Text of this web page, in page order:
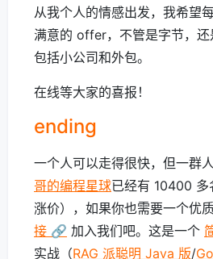
从我个人的情感出发，我希望
满意的 offer，不管是字节，还
包括小公司和外包。
在线等大家的喜报！
ending
一个人可以走得很快，但一群
哥的编程星球已经有 10400 多
涨价），如果你也需要一个优
接 🔗 加入我们吧。这是一个
实战（RAG 派聪明 Java 版/